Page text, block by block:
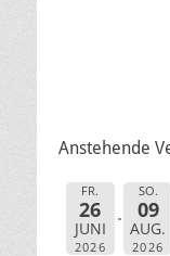
Anstehende
FR.
26
JUNI
2026
SO.
09
AUG.
2026